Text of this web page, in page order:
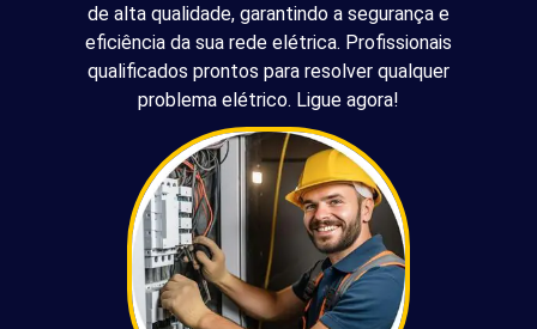
de alta qualidade, garantindo a segurança e
eficiência da sua rede elétrica. Profissionais
qualificados prontos para resolver qualquer
problema elétrico. Ligue agora!